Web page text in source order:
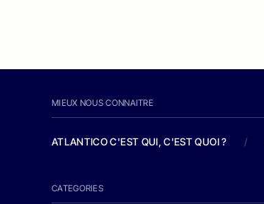
MIEUX NOUS CONNAITRE
ATLANTICO C'EST QUI, C'EST QUOI ? /
CATEGORIES